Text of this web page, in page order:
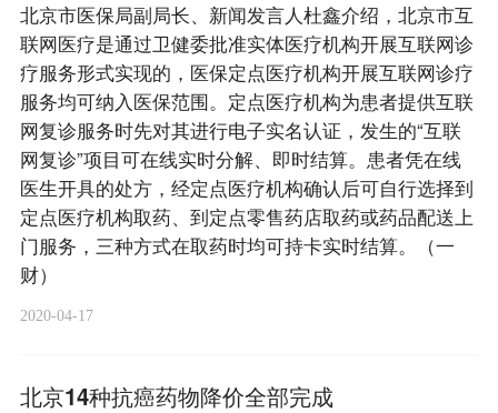
北京市医保局副局长、新闻发言人杜鑫介绍，北京市互
联网医疗是通过卫健委批准实体医疗机构开展互联网诊
疗服务形式实现的，医保定点医疗机构开展互联网诊疗
服务均可纳入医保范围。定点医疗机构为患者提供互联
网复诊服务时先对其进行电子实名认证，发生的“互联
网复诊”项目可在线实时分解、即时结算。患者凭在线
医生开具的处方，经定点医疗机构确认后可自行选择到
定点医疗机构取药、到定点零售药店取药或药品配送上
门服务，三种方式在取药时均可持卡实时结算。（一
财）
2020-04-17
北京14种抗癌药物降价全部完成